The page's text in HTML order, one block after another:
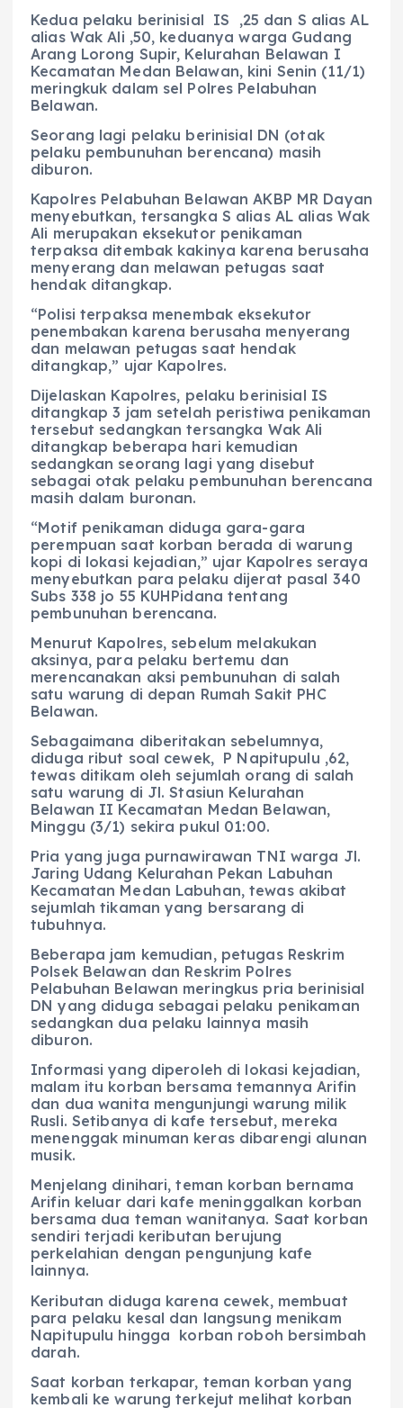
Kedua pelaku berinisial IS ,25 dan S alias AL
alias Wak Ali ,50, keduanya warga Gudang
Arang Lorong Supir, Kelurahan Belawan I
Kecamatan Medan Belawan, kini Senin (11/1)
meringkuk dalam sel Polres Pelabuhan
Belawan.
Seorang lagi pelaku berinisial DN (otak
pelaku pembunuhan berencana) masih
diburon.
Kapolres Pelabuhan Belawan AKBP MR Dayan
menyebutkan, tersangka S alias AL alias Wak
Ali merupakan eksekutor penikaman
terpaksa ditembak kakinya karena berusaha
menyerang dan melawan petugas saat
hendak ditangkap.
“Polisi terpaksa menembak eksekutor
penembakan karena berusaha menyerang
dan melawan petugas saat hendak
ditangkap,” ujar Kapolres.
Dijelaskan Kapolres, pelaku berinisial IS
ditangkap 3 jam setelah peristiwa penikaman
tersebut sedangkan tersangka Wak Ali
ditangkap beberapa hari kemudian
sedangkan seorang lagi yang disebut
sebagai otak pelaku pembunuhan berencana
masih dalam buronan.
“Motif penikaman diduga gara-gara
perempuan saat korban berada di warung
kopi di lokasi kejadian,” ujar Kapolres seraya
menyebutkan para pelaku dijerat pasal 340
Subs 338 jo 55 KUHPidana tentang
pembunuhan berencana.
Menurut Kapolres, sebelum melakukan
aksinya, para pelaku bertemu dan
merencanakan aksi pembunuhan di salah
satu warung di depan Rumah Sakit PHC
Belawan.
Sebagaimana diberitakan sebelumnya,
diduga ribut soal cewek, P Napitupulu ,62,
tewas ditikam oleh sejumlah orang di salah
satu warung di Jl. Stasiun Kelurahan
Belawan II Kecamatan Medan Belawan,
Minggu (3/1) sekira pukul 01:00.
Pria yang juga purnawirawan TNI warga Jl.
Jaring Udang Kelurahan Pekan Labuhan
Kecamatan Medan Labuhan, tewas akibat
sejumlah tikaman yang bersarang di
tubuhnya.
Beberapa jam kemudian, petugas Reskrim
Polsek Belawan dan Reskrim Polres
Pelabuhan Belawan meringkus pria berinisial
DN yang diduga sebagai pelaku penikaman
sedangkan dua pelaku lainnya masih
diburon.
Informasi yang diperoleh di lokasi kejadian,
malam itu korban bersama temannya Arifin
dan dua wanita mengunjungi warung milik
Rusli. Setibanya di kafe tersebut, mereka
menenggak minuman keras dibarengi alunan
musik.
Menjelang dinihari, teman korban bernama
Arifin keluar dari kafe meninggalkan korban
bersama dua teman wanitanya. Saat korban
sendiri terjadi keributan berujung
perkelahian dengan pengunjung kafe
lainnya.
Keributan diduga karena cewek, membuat
para pelaku kesal dan langsung menikam
Napitupulu hingga korban roboh bersimbah
darah.
Saat korban terkapar, teman korban yang
kembali ke warung terkejut melihat korban